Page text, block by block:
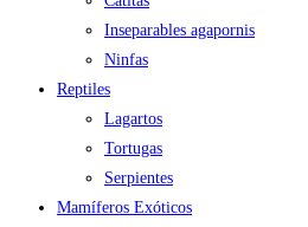
Inseparables agapornis
Ninfas
Reptiles
Lagartos
Tortugas
Serpientes
Mamíferos Exóticos